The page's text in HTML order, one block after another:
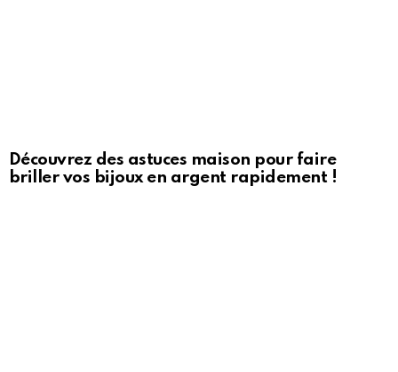
Découvrez des astuces maison pour faire
briller vos bijoux en argent rapidement !